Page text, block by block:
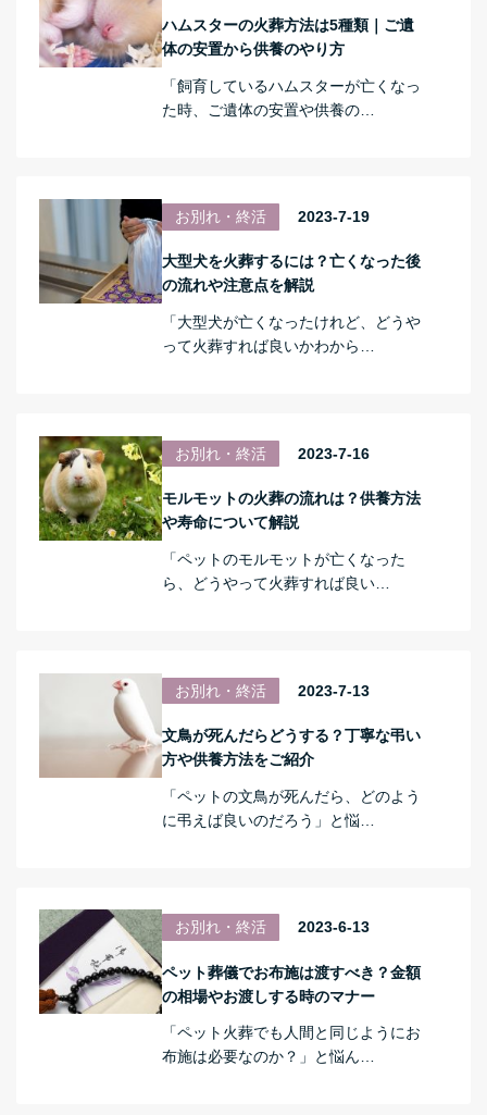
ハムスターの火葬方法は5種類｜ご遺
体の安置から供養のやり方
「飼育しているハムスターが亡くなっ
た時、ご遺体の安置や供養の…
お別れ・終活 2023-7-19
大型犬を火葬するには？亡くなった後
の流れや注意点を解説
「大型犬が亡くなったけれど、どうや
って火葬すれば良いかわから…
お別れ・終活 2023-7-16
モルモットの火葬の流れは？供養方法
や寿命について解説
「ペットのモルモットが亡くなった
ら、どうやって火葬すれば良い…
お別れ・終活 2023-7-13
文鳥が死んだらどうする？丁寧な弔い
方や供養方法をご紹介
「ペットの文鳥が死んだら、どのよう
に弔えば良いのだろう」と悩…
お別れ・終活 2023-6-13
ペット葬儀でお布施は渡すべき？金額
の相場やお渡しする時のマナー
「ペット火葬でも人間と同じようにお
布施は必要なのか？」と悩ん…